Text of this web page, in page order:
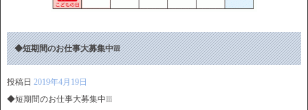
◆短期間のお仕事大募集中❕❕❕
投稿日 2019年4月19日
◆短期間のお仕事大募集中❕❕❕